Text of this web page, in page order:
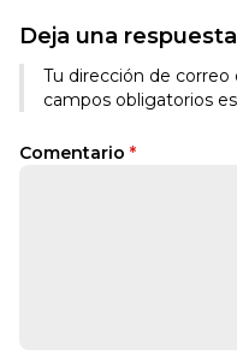
Deja una respuesta
Tu dirección de correo
campos obligatorios
Comentario *